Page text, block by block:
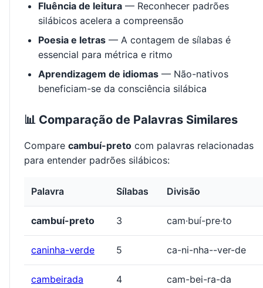
Fluência de leitura — Reconhecer padrões
silábicos acelera a compreensão
Poesia e letras — A contagem de sílabas é
essencial para métrica e ritmo
Aprendizagem de idiomas — Não-nativos
beneficiam-se da consciência silábica
📊 Comparação de Palavras Similares
Compare cambuí-preto com palavras relacionadas
para entender padrões silábicos:
Palavra Sílabas Divisão
cambuí-preto 3 cam·buí-pre·to
caninha-verde 5 ca-ni-nha--ver-de
cambeirada 4 cam-bei-ra-da